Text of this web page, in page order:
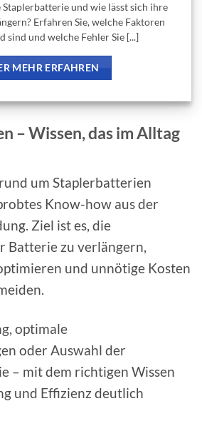
Staplerbatterie und wie lässt sich ihre
Erfahren Sie, welche Faktoren
sind und welche Fehler Sie [...]
MEHR ERFAHREN
– Wissen, das im Alltag
um Staplerbatterien
Know-how aus der
Ziel ist es, die
Batterie zu verlängern,
und unnötige Kosten
optimale
oder Auswahl der
– mit dem richtigen Wissen
und Effizienz deutlich